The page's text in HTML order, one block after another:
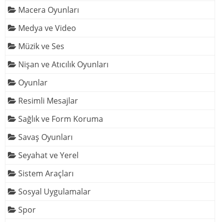
Macera Oyunları
Medya ve Video
Müzik ve Ses
Nişan ve Atıcılık Oyunları
Oyunlar
Resimli Mesajlar
Sağlık ve Form Koruma
Savaş Oyunları
Seyahat ve Yerel
Sistem Araçları
Sosyal Uygulamalar
Spor